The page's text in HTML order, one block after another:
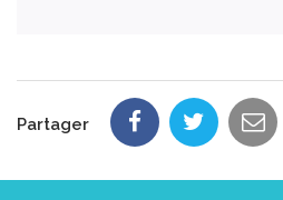
Partager